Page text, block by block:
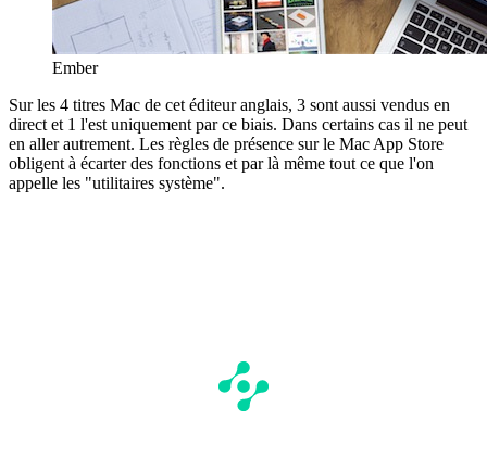
Ember
Sur les 4 titres Mac de cet éditeur anglais, 3 sont aussi vendus en
direct et 1 l'est uniquement par ce biais. Dans certains cas il ne peut
en aller autrement. Les règles de présence sur le Mac App Store
obligent à écarter des fonctions et par là même tout ce que l'on
appelle les "utilitaires système".